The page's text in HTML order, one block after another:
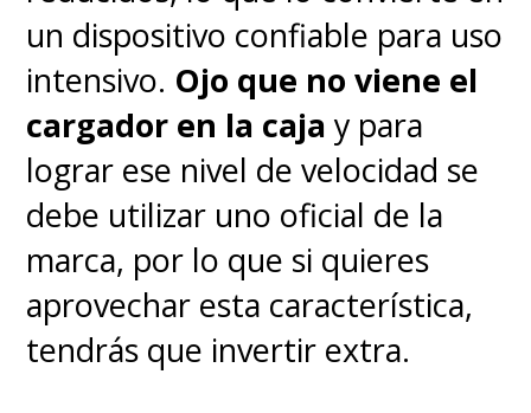
un dispositivo confiable para uso
intensivo. Ojo que no viene el
cargador en la caja y para
lograr ese nivel de velocidad se
debe utilizar uno oficial de la
marca, por lo que si quieres
aprovechar esta característica,
tendrás que invertir extra.